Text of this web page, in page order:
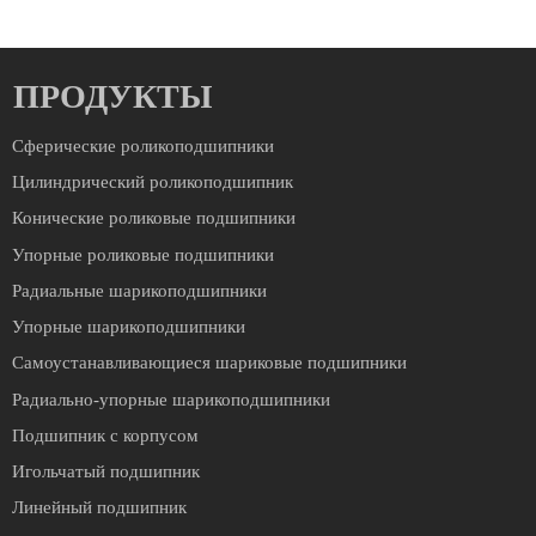
ПРОДУКТЫ
Сферические роликоподшипники
Цилиндрический роликоподшипник
Конические роликовые подшипники
Упорные роликовые подшипники
Радиальные шарикоподшипники
Упорные шарикоподшипники
Cамоустанавливающиеся шариковые подшипники
Радиально-упорные шарикоподшипники
Подшипник с корпусом
Игольчатый подшипник
Линейный подшипник